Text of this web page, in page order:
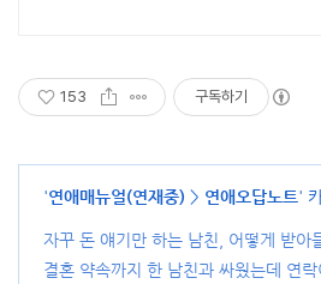
153 구독하기
'연애매뉴얼(연재중) > 연애오답노트'
자꾸 돈 얘기만 하는 남친, 어떻게 받아
죠?
(27)
결혼 약속까지 한 남친과 싸웠는데 연락